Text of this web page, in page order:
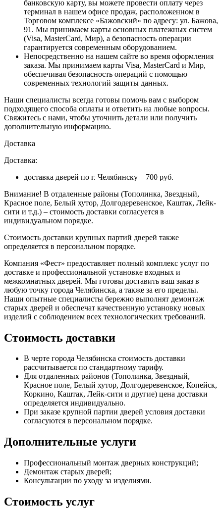
банковскую карту, вы можете провести оплату через
терминал в нашем офисе продаж, расположенном в
Торговом комплексе «Бажовский» по адресу: ул. Бажова,
91. Мы принимаем карты основных платежных систем
(Visa, MasterCard, Мир), а безопасность операции
гарантируется современным оборудованием.
Непосредственно на нашем сайте во время оформления
заказа. Мы принимаем карты Visa, MasterCard и Мир,
обеспечивая безопасность операций с помощью
современных технологий защиты данных.
Наши специалисты всегда готовы помочь вам с выбором
подходящего способа оплаты и ответить на любые вопросы.
Свяжитесь с нами, чтобы уточнить детали или получить
дополнительную информацию.
Доставка
Доставка:
доставка дверей по г. Челябинску – 700 руб.
Внимание! В отдаленные районы (Тополинка, Звездный,
Красное поле, Белый хутор, Долгодеревенское, Каштак, Лейк-
сити и т.д.) – стоимость доставки согласуется в
индивидуальном порядке.
Стоимость доставки крупных партий дверей также
определяется в персональном порядке.
Компания «Фест» предоставляет полный комплекс услуг по
доставке и профессиональной установке входных и
межкомнатных дверей. Мы готовы доставить ваш заказ в
любую точку города Челябинска, а также за его пределы.
Наши опытные специалисты бережно выполнят демонтаж
старых дверей и обеспечат качественную установку новых
изделий с соблюдением всех технологических требований.
Стоимость доставки
В черте города Челябинска стоимость доставки
рассчитывается по стандартному тарифу.
Для отдаленных районов (Тополинка, Звездный,
Красное поле, Белый хутор, Долгодеревенское, Копейск,
Коркино, Каштак, Лейк-сити и другие) цена доставки
определяется индивидуально.
При заказе крупной партии дверей условия доставки
согласуются в персональном порядке.
Дополнительные услуги
Профессиональный монтаж дверных конструкций;
Демонтаж старых дверей;
Консультации по уходу за изделиями.
Стоимость услуг